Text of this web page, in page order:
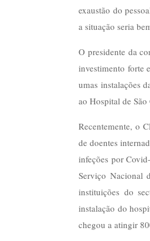
exaustão do
a situação seria
O presidente da
investimento forte
umas instalações
ao Hospital de
Recentemente, o
de doentes
infeções por
Serviço Nacional
instituições do
instalação do
chegou a atingir